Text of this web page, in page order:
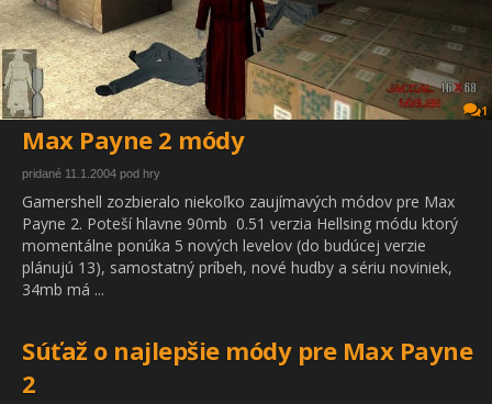
1
Max Payne 2 módy
pridané 11.1.2004 pod hry
Gamershell zozbieralo niekoľko zaujímavých módov pre Max
Payne 2. Poteší hlavne 90mb 0.51 verzia Hellsing módu ktorý
momentálne ponúka 5 nových levelov (do budúcej verzie
plánujú 13), samostatný príbeh, nové hudby a sériu noviniek,
34mb má ...
Súťaž o najlepšie módy pre Max Payne
2